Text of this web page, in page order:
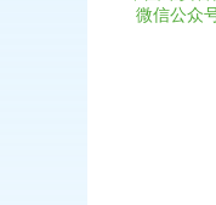
微信公众